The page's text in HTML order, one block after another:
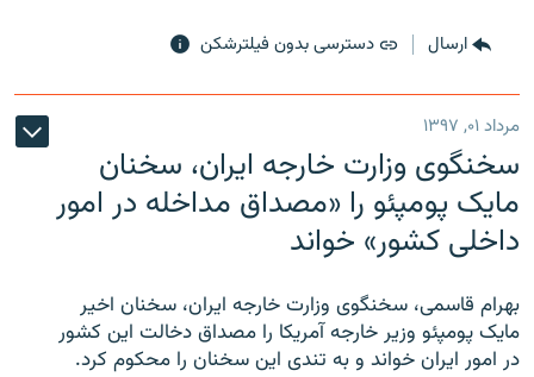
ارسال دسترسی بدون فیلترشکن
مرداد ۰۱, ۱۳۹۷
سخنگوی وزارت خارجه ایران، سخنان
مایک پومپئو را «مصداق مداخله در امور
داخلی کشور» خواند
بهرام قاسمی، سخنگوی وزارت خارجه ایران، سخنان اخیر
مایک پومپئو وزیر خارجه آمریکا را مصداق دخالت این کشور
در امور ایران خواند و به تندی این سخنان را محکوم کرد.